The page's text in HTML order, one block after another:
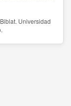
Universidad